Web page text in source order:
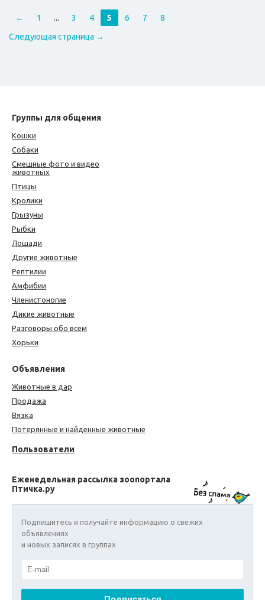
← 1 ... 3 4 5 6 7
8
Следующая страница →
Группы для общения
Кошки
Собаки
Смешные фото и видео
животных
Птицы
Кролики
Грызуны
Рыбки
Лошади
Другие животные
Рептилии
Амфибии
Членистоногие
Дикие животные
Разговоры обо всем
Хорьки
Объявления
Животные в дар
Продажа
Вязка
Потерянные и найденные животные
Пользователи
Еженедельная рассылка зоопортала
Птичка.ру
Подпишитесь и получайте информацию о свежих
объявлениях
и новых записях в группах